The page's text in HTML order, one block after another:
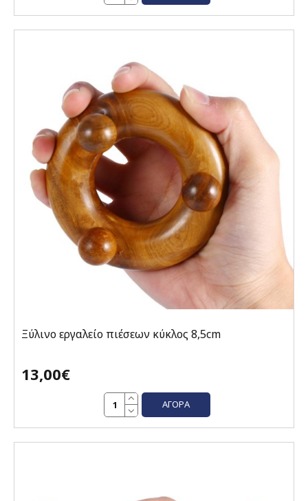
Ξύλινο εργαλείο πιέσεων κύκλος 8,5cm
13,00€
ΑΓΟΡΆ